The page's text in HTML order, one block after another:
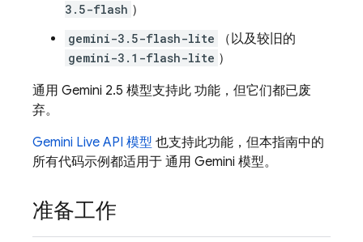
3.5-flash ）
gemini-3.5-flash-lite （以及较旧的
gemini-3.1-flash-lite ）
通用 Gemini 2.5 模型支持此 功能，但它们都已废
弃。
Gemini Live API 模型 也支持此功能，但本指南中的
所有代码示例都适用于 通用 Gemini 模型。
准备工作